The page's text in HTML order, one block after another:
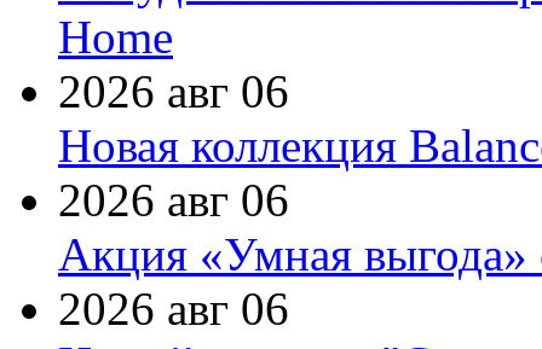
Home
2026 авг 06
Новая коллекция
2026 авг 06
Акция «Умная выгода»
2026 авг 06